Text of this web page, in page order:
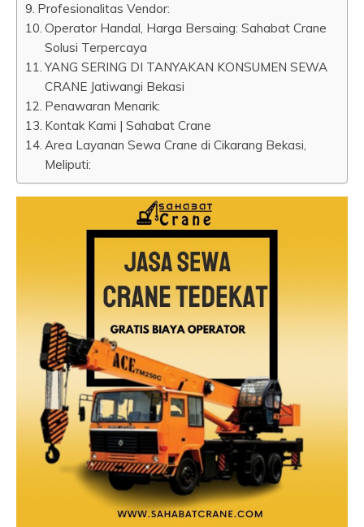
Profesionalitas Vendor:
Operator Handal, Harga Bersaing: Sahabat Crane
Solusi Terpercaya
YANG SERING DI TANYAKAN KONSUMEN SEWA
CRANE Jatiwangi Bekasi
Penawaran Menarik:
Kontak Kami | Sahabat Crane
Area Layanan Sewa Crane di Cikarang Bekasi,
Meliputi: